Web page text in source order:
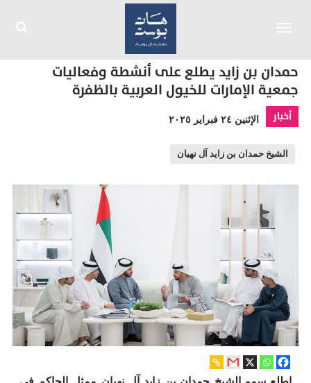
حمدان بن زايد يطلع على أنشطة وفعاليات
جمعية الإمارات للخيول العربية بالظفرة
أخبار الإثنين ٢٤ فبراير ٢٠٢٥
الشيخ حمدان بن زايد آل نهيان